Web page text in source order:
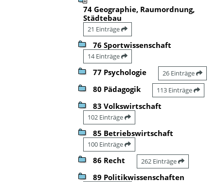
74 Geographie, Raumordnung,
Städtebau
21 Einträge
76 Sportwissenschaft
14 Einträge
77 Psychologie 26 Einträge
80 Pädagogik 113 Einträge
83 Volkswirtschaft
102 Einträge
85 Betriebswirtschaft
100 Einträge
86 Recht 262 Einträge
89 Politikwissenschaften